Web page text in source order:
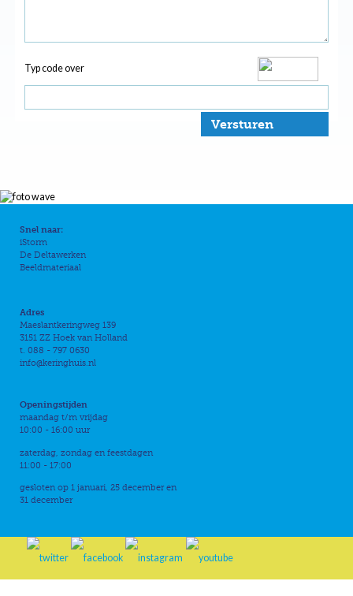
Typ code over
Versturen
Snel naar:
iStorm
De Deltawerken
Beeldmateriaal
Adres
Maeslantkeringweg 139
3151 ZZ Hoek van Holland
t. 088 - 797 0630
info@keringhuis.nl
Openingstijden
maandag t/m vrijdag
10:00 - 16:00 uur
zaterdag, zondag en feestdagen
11:00 - 17:00
gesloten op 1 januari, 25 december en
31 december